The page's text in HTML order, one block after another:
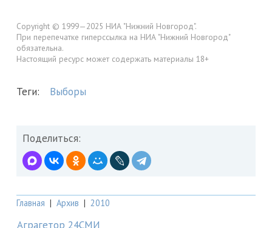
Copyright © 1999—2025 НИА "Нижний Новгород".
При перепечатке гиперссылка на НИА "Нижний Новгород"
обязательна.
Настоящий ресурс может содержать материалы 18+
Теги: Выборы
Поделиться:
Главная | Архив | 2010
Аграгетор 24СМИ